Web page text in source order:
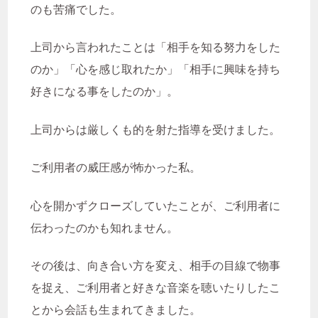
IT化 QOL向上 SNS Unipos
あんしん相談室
その子らしさを大切に はなれ
グループホームルーチェ グレー児
コミュニケーション活性化 コロナ禍
サービス担当者会議 システム化
のも苦痛でした。
上司から言われたことは「相手を知る努力をした
のか」「心を感じ取れたか」「相手に興味を持ち
好きになる事をしたのか」。
上司からは厳しくも的を射た指導を受けました。
ご利用者の威圧感が怖かった私。
心を開かずクローズしていたことが、ご利用者に
伝わったのかも知れません。
その後は、向き合い方を変え、相手の目線で物事
を捉え、ご利用者と好きな音楽を聴いたりしたこ
とから会話も生まれてきました。